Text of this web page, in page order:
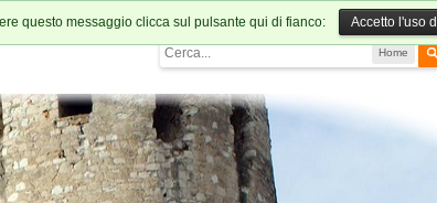
Home
questo messaggio clicca sul pulsante qui di fianco: Accetto l'uso